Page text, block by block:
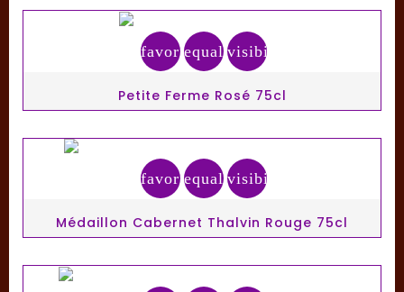
favorite_border
equalizervisibility
Petite Ferme Rosé 75cl
favorite_border
equalizervisibility
Médaillon Cabernet Thalvin Rouge 75cl